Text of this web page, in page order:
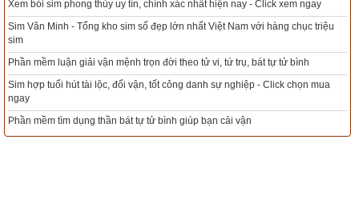
Tổng kho sim phong thủy - Sim hợp tuổi - Sim hợp mệnh giá rẻ nhất thị
Mua sim Thần tài, Thần tài theo bạn! Giao sim miễn phí
Xem ngày đẹp - chọn ngày tốt khởi sự theo kinh dịch chính xác nhất
Tổng Kho Sim Năm sinh 0x - 9x - 8x -7x -6x giá rẻ nhất thị trường - Click xem